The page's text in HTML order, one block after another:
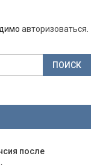
авторизоваться
после